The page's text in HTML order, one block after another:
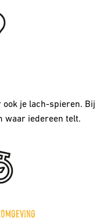
ook je lach-spieren. Bij
waar iedereen telt.